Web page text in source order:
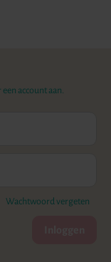
een account aan.
Wachtwoord vergeten